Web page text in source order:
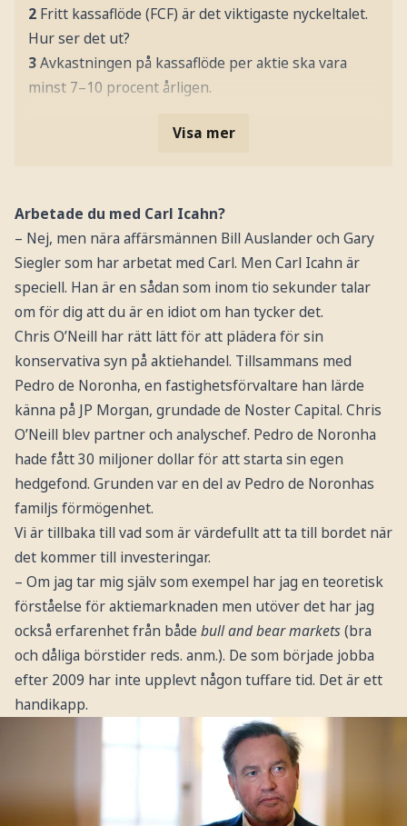
2 Fritt kassaflöde (FCF) är det viktigaste nyckeltalet.
Hur ser det ut?
3Avkastningen på kassaflöde per aktie ska vara
minst 7–10 procent årligen.
Visa mer
Arbetade du med Carl Icahn?
– Nej, men nära affärsmännen Bill Auslander och Gary
Siegler som har arbetat med Carl. Men Carl Icahn är
speciell. Han är en sådan som inom tio sekunder talar
om för dig att du är en idiot om han tycker det.
Chris O’Neill har rätt lätt för att plädera för sin
konservativa syn på aktiehandel. Tillsammans med
Pedro de Noronha, en fastighetsförvaltare han lärde
känna på JP Morgan, grundade de Noster Capital. Chris
O’Neill blev partner och analyschef. Pedro de Noronha
hade fått 30 miljoner dollar för att starta sin egen
hedgefond. Grunden var en del av Pedro de Noronhas
familjs förmögenhet.
Vi är tillbaka till vad som är värdefullt att ta till bordet när
det kommer till investeringar.
– Om jag tar mig själv som exempel har jag en teoretisk
förståelse för aktiemarknaden men utöver det har jag
också erfarenhet från både bull and bear markets(bra
och dåliga börstider reds. anm.). De som började jobba
efter 2009 har inte upplevt någon tuffare tid. Det är ett
handikapp.